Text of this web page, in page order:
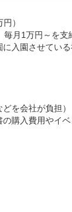
）
月1万円～を支
入園させてい
を会社が負担）
購入費用やイ